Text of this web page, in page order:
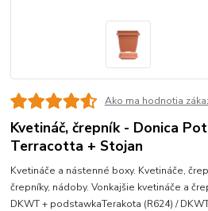
Ako ma hodnotia
Kvetináč, črepník - Donica
Terracotta + Stojan
Kvetináče a nástenné boxy. Kvetináče,
črepníky, nádoby. Vonkajšie kvetináče a
DKWT + podstawkaTerakota (R624) /